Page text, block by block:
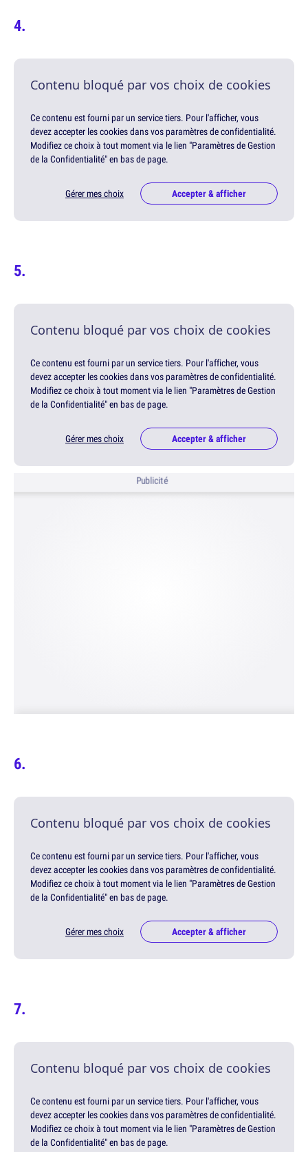
Contenu bloqué par vos choix de cookies
Ce contenu est fourni par un service tiers. Pour l'afficher, vous
devez accepter les cookies dans vos paramètres de confidentialité.
Modifiez ce choix à tout moment via le lien "Paramètres de Gestion
de la Confidentialité" en bas de page.
Gérer mes choix Accepter & afficher
Contenu bloqué par vos choix de cookies
Ce contenu est fourni par un service tiers. Pour l'afficher, vous
devez accepter les cookies dans vos paramètres de confidentialité.
Modifiez ce choix à tout moment via le lien "Paramètres de Gestion
de la Confidentialité" en bas de page.
Gérer mes choix Accepter & afficher
Publicité
Contenu bloqué par vos choix de cookies
Ce contenu est fourni par un service tiers. Pour l'afficher, vous
devez accepter les cookies dans vos paramètres de confidentialité.
Modifiez ce choix à tout moment via le lien "Paramètres de Gestion
de la Confidentialité" en bas de page.
Gérer mes choix Accepter & afficher
Contenu bloqué par vos choix de cookies
Ce contenu est fourni par un service tiers. Pour l'afficher, vous
devez accepter les cookies dans vos paramètres de confidentialité.
Modifiez ce choix à tout moment via le lien "Paramètres de Gestion
de la Confidentialité" en bas de page.